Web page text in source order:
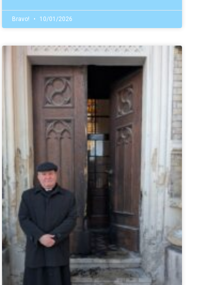
Bravo! 10/01/2026